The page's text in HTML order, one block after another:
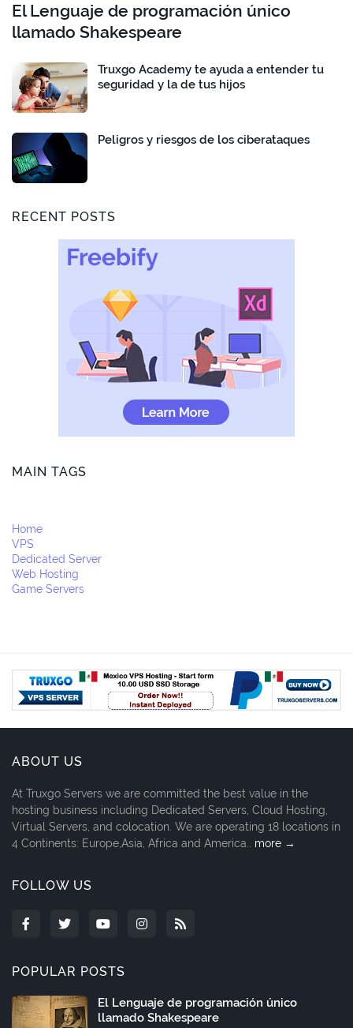
El Lenguaje de programación único
llamado Shakespeare
Truxgo Academy te ayuda a entender tu
seguridad y la de tus hijos
Peligros y riesgos de los ciberataques
RECENT POSTS
MAIN TAGS
Home
VPS
Dedicated Server
Web Hosting
Game Servers
ABOUT US
At Truxgo Servers we are committed the best value in the
hosting business including Dedicated Servers, Cloud Hosting,
Virtual Servers, and colocation. We are operating 18 locations in
4 Continents: Europe,Asia, Africa and America.. more →
FOLLOW US
POPULAR POSTS
El Lenguaje de programación único
llamado Shakespeare